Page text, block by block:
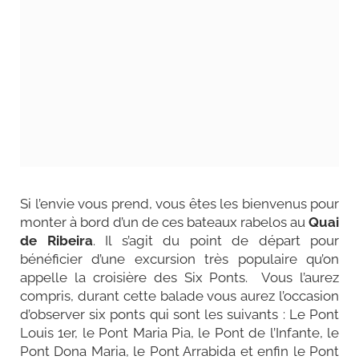
Si l’envie vous prend, vous êtes les bienvenus pour
monter à bord d’un de ces bateaux rabelos au Quai
de Ribeira. Il s’agit du point de départ pour
bénéficier d’une excursion très populaire qu’on
appelle la croisière des Six Ponts.Vous l’aurez
compris, durant cette balade vous aurez l’occasion
d’observer six ponts qui sont les suivants : Le Pont
Louis 1er, le Pont Maria Pia, le Pont de l’Infante, le
Pont Dona Maria, le Pont Arrabida et enfin le Pont